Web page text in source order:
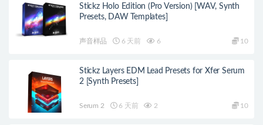
Stickz Holo Edition (Pro Version) [WAV, Synth
Presets, DAW Templates]
声音样品 6 天前 6 10
Stickz Layers EDM Lead Presets for Xfer Serum
2 [Synth Presets]
Serum 2 6 天前 2 10